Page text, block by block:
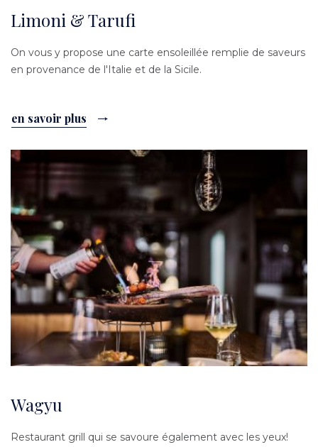
Limoni & Tarufi
On vous y propose une carte ensoleillée remplie de saveurs
en provenance de l'Italie et de la Sicile.
en savoir plus
Image
Wagyu
Restaurant grill qui se savoure également avec les yeux!